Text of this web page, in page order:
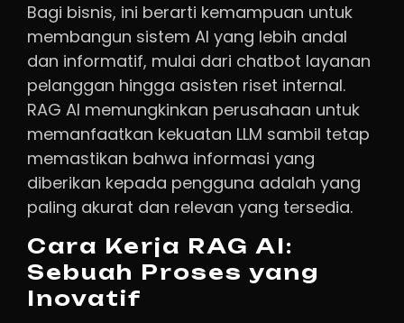
Bagi bisnis, ini berarti kemampuan untuk
membangun sistem AI yang lebih andal
dan informatif, mulai dari chatbot layanan
pelanggan hingga asisten riset internal.
RAG AI memungkinkan perusahaan untuk
memanfaatkan kekuatan LLM sambil tetap
memastikan bahwa informasi yang
diberikan kepada pengguna adalah yang
paling akurat dan relevan yang tersedia.
Cara Kerja RAG AI:
Sebuah Proses yang
Inovatif